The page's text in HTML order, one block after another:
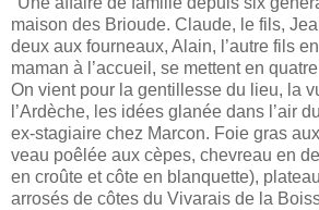
maison des Brioude. Claude, le fils,
deux aux fourneaux, Alain, l’autre fils
maman à l’accueil, se mettent en
On vient pour la gentillesse du lieu, la
l’Ardèche, les idées glanée dans l’air
ex-stagiaire chez Marcon. Foie gras
veau poêlée aux cèpes, chevreau en
en croûte et côte en blanquette),
arrosés de côtes du Vivarais de la